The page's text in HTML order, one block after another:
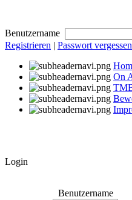
Benutzername
Registrieren | Passwort
On
Login
Benutzername